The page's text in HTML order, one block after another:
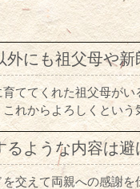
外にも祖父母や
育ててくれた祖父母が
れからよろしくという
るような内容は避
を交えて両親への感謝